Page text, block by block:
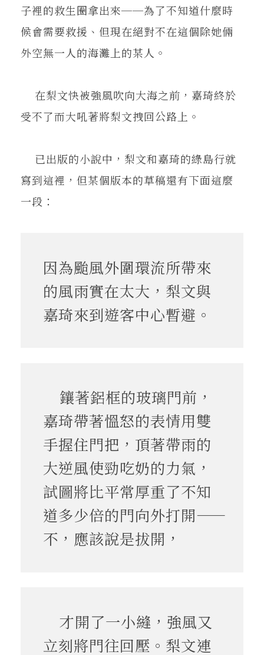
子裡的救生圈拿出來──為了不知道什麼時
候會需要救援、但現在絕對不在這個除她倆
外空無一人的海灘上的某人。
在梨文快被強風吹向大海之前，嘉琦終於
受不了而大吼著將梨文拽回公路上。
已出版的小說中，梨文和嘉琦的綠島行就
寫到這裡，但某個版本的草稿還有下面這麼
一段：
因為颱風外圍環流所帶來
的風雨實在太大，梨文與
嘉琦來到遊客中心暫避。
鑲著鋁框的玻璃門前，
嘉琦帶著慍怒的表情用雙
手握住門把，頂著帶雨的
大逆風使勁吃奶的力氣，
試圖將比平常厚重了不知
道多少倍的門向外打開――
不，應該說是拔開，
才開了一小縫，強風又
立刻將門往回壓。梨文連